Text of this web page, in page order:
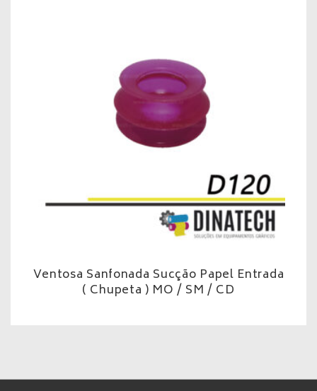
Ventosa Sanfonada Sucção Papel Entrada
( Chupeta ) MO / SM / CD